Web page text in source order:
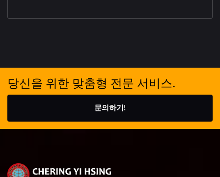
당신을 위한 맞춤형 전문 서비스.
문의하기!